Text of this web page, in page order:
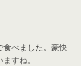
べました。豪快
すね。